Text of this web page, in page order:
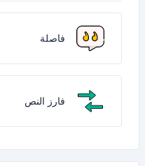
فاصلة
فارز النص